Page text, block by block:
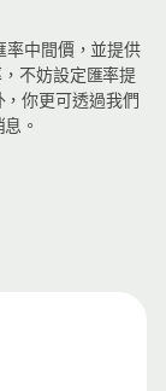
率中間價，並提供
不妨設定匯率提
你更可透過我們
。